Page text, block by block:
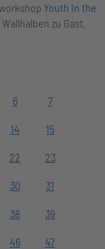
Youth in the
zu Gast.
6 7
14 15
22 23
30 31
38 39
46 47